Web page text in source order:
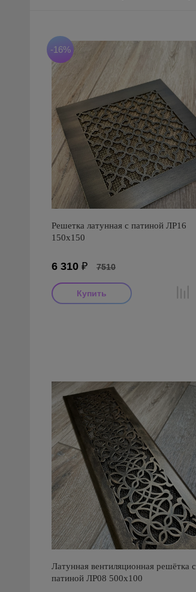
-16%
Решетка латунная с патиной ЛР16
150х150
6 310 ₽ 7510
Латунная вентиляционная решётка с
патиной ЛР08 500х100